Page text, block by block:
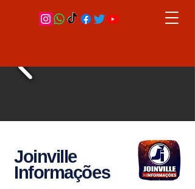
Joinville
Informações